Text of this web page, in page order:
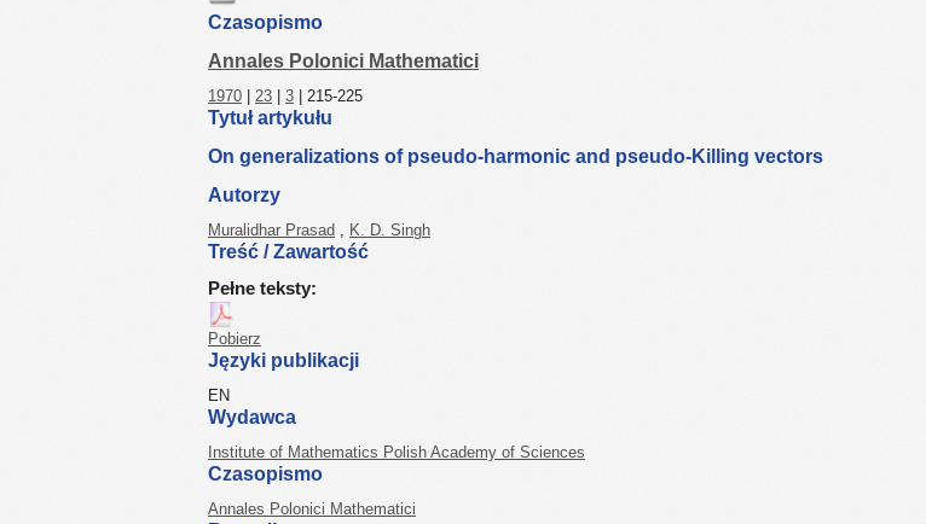
Czasopismo
Annales Polonici Mathematici
1970 23 3 | 215-225
Tytuł artykułu
On generalizations of pseudo-harmonic and pseudo-Killing vectors
Autorzy
Muralidhar Prasad , K. D. Singh
Treść / Zawartość
Pełne teksty:
Pobierz
Języki publikacji
EN
Wydawca
Institute of Mathematics Polish Academy of Sciences
Czasopismo
Annales Polonici Mathematici